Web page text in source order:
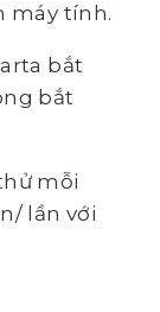
máy tính.
bắt
bắt
mỗi
lần với